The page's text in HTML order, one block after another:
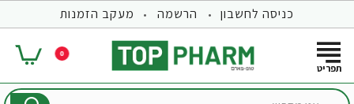
כניסה לחשבון הרשמה מעקב הזמנות
0